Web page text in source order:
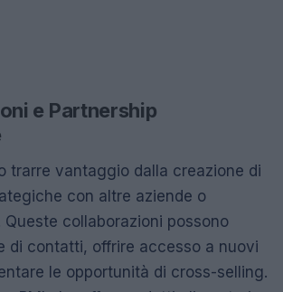
e Partnership
trarre vantaggio dalla creazione di
con altre aziende o
Queste collaborazioni possono
di contatti, offrire accesso a nuovi
le opportunità di cross-selling.